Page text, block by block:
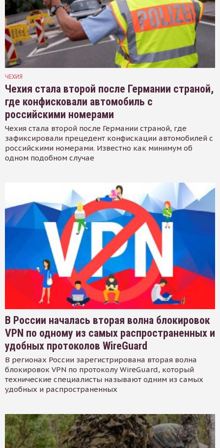
ЧЕХИЯ
Чехия стала второй после Германии страной,
где конфисковали автомобиль с
российскими номерами
Чехия стала второй после Германии страной, где
зафиксировали прецедент конфискации автомобилей с
российскими номерами. Известно как минимум об
одном подобном случае
В России началась вторая волна блокировок
VPN по одному из самых распространенных и
удобных протоколов WireGuard
В регионах России зарегистрирована вторая волна
блокировок VPN по протоколу WireGuard, который
технические специалисты называют одним из самых
удобных и распространенных